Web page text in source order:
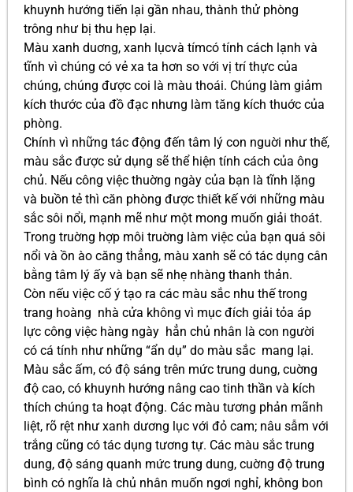
khuynh hướng tiến lại gần nhau, thành thử phòng
trông như bị thu hẹp lại.
Màu xanh duơng, xanh lụcvà tímcó tính cách lạnh và
tĩnh vì chúng có vẻ xa ta hơn so với vị trí thực của
chúng, chúng được coi là màu thoái. Chúng làm giảm
kích thước của đồ đạc nhưng làm tăng kích thuớc của
phòng.
Chính vì những tác động đến tâm lý con nguời như thế,
màu sắc được sử dụng sẽ thể hiện tính cách của ông
chủ. Nếu công việc thuờng ngày của bạn là tĩnh lặng
và buồn tẻ thì căn phòng được thiết kế với những màu
sắc sôi nổi, mạnh mẽ như một mong muốn giải thoát.
Trong truờng hợp môi truờng làm việc của bạn quá sôi
nổi và ồn ào căng thẳng, màu xanh sẽ có tác dụng cân
bằng tâm lý ấy và bạn sẽ nhẹ nhàng thanh thản.
Còn nếu việc cố ý tạo ra các màu sắc nhu thế trong
trang hoàng nhà cửa không vì mục đích giải tỏa áp
lực công việc hàng ngày hẳn chủ nhân là con người
có cá tính như những “ẩn dụ” do màu sắc mang lại.
Màu sắc ấm, có độ sáng trên mức trung dung, cuờng
độ cao, có khuynh hướng nâng cao tinh thần và kích
thích chúng ta hoạt động. Các màu tương phản mãnh
liệt, rõ rệt như xanh dương lục với đỏ cam; nâu sẫm với
trắng cũng có tác dụng tương tự. Các màu sắc trung
dung, độ sáng quanh mức trung dung, cuờng độ trung
bình có nghĩa là chủ nhân muốn ngơi nghỉ, không bon